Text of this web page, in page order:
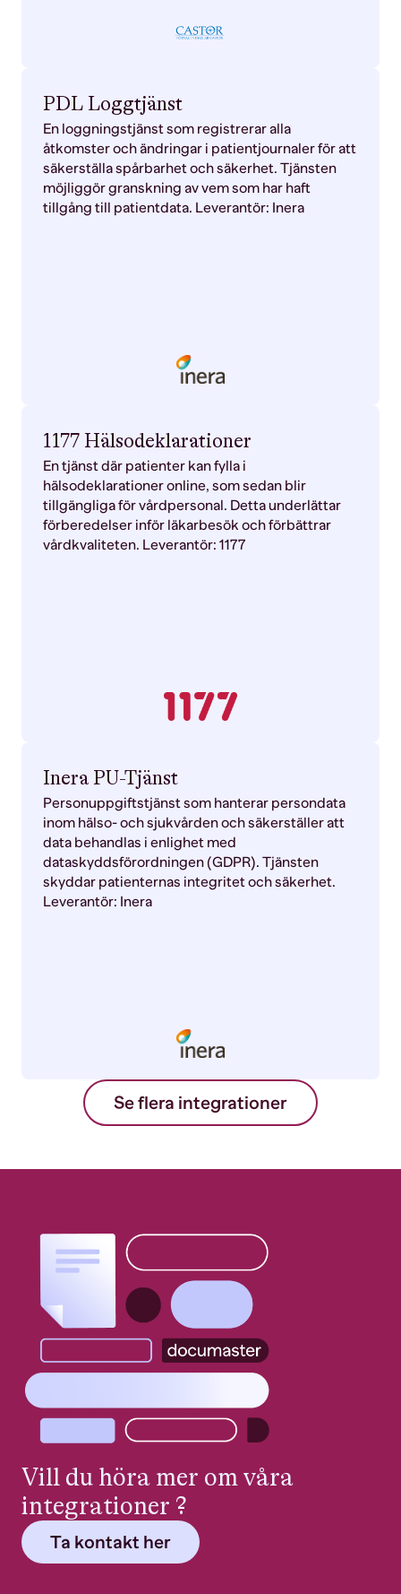
PDL Loggtjänst
En loggningstjänst som registrerar alla
åtkomster och ändringar i patientjournaler för att
säkerställa spårbarhet och säkerhet. Tjänsten
möjliggör granskning av vem som har haft
tillgång till patientdata. Leverantör: Inera
1177 Hälsodeklarationer
En tjänst där patienter kan fylla i
hälsodeklarationer online, som sedan blir
tillgängliga för vårdpersonal. Detta underlättar
förberedelser inför läkarbesök och förbättrar
vårdkvaliteten. Leverantör: 1177
Inera PU-Tjänst
Personuppgiftstjänst som hanterar persondata
inom hälso- och sjukvården och säkerställer att
data behandlas i enlighet med
dataskyddsförordningen (GDPR). Tjänsten
skyddar patienternas integritet och säkerhet.
Leverantör: Inera
Se flera integrationer
Vill du höra mer om våra
integrationer ?
Ta kontakt her